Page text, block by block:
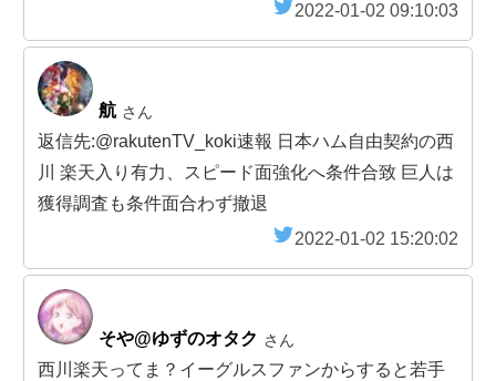
2022-01-02 09:10:03
航 さん
返信先:@rakutenTV_koki速報 日本ハム自由契約の西
川 楽天入り有力、スピード面強化へ条件合致 巨人は
獲得調査も条件面合わず撤退
2022-01-02 15:20:02
そや@ゆずのオタク さん
西川楽天ってま？イーグルスファンからすると若手